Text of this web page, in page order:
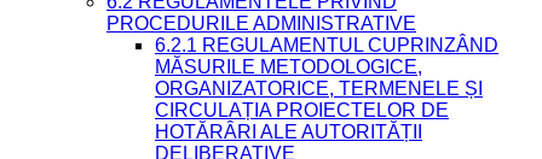
PROCEDURILE ADMINISTRATIVE
6.2.1 REGULAMENTUL CUPRINZÂND
MĂSURILE METODOLOGICE,
ORGANIZATORICE, TERMENELE ȘI
CIRCULAȚIA PROIECTELOR DE
HOTĂRÂRI ALE AUTORITĂȚII
DELIBERATIVE